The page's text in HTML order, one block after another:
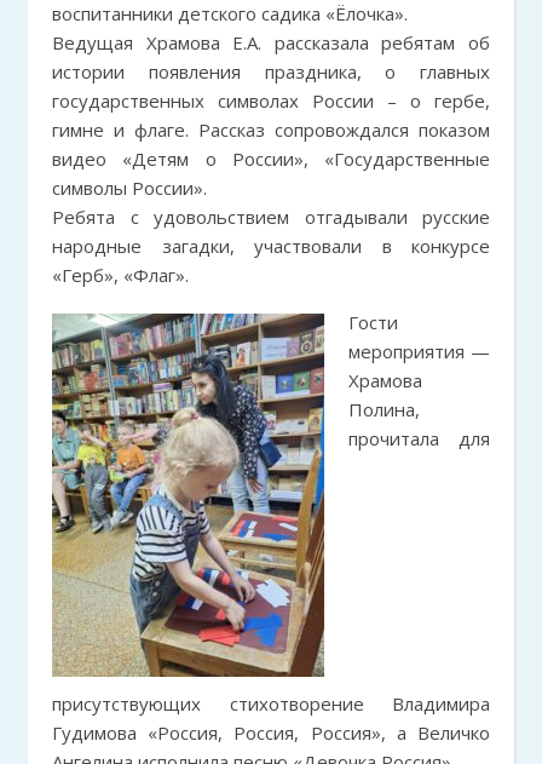
воспитанники детского садика «Ёлочка».
Ведущая Храмова Е.А. рассказала ребятам об
истории появления праздника, о главных
государственных символах России – о гербе,
гимне и флаге. Рассказ сопровождался показом
видео «Детям о России», «Государственные
символы России».
Ребята с удовольствием отгадывали русские
народные загадки, участвовали в конкурсе
«Герб», «Флаг».
Гости
мероприятия —
Храмова
Полина,
прочитала для
присутствующих стихотворение Владимира
Гудимова «Россия, Россия, Россия», а Величко